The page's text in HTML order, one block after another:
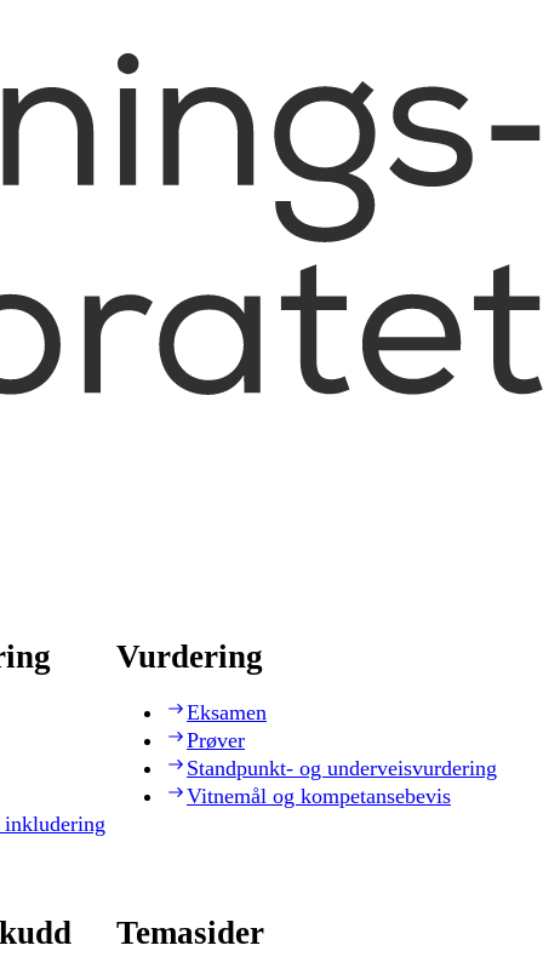
Vurdering
Eksamen
Prøver
Standpunkt- og underveisvurdering
Vitnemål og kompetansebevis
Temasider